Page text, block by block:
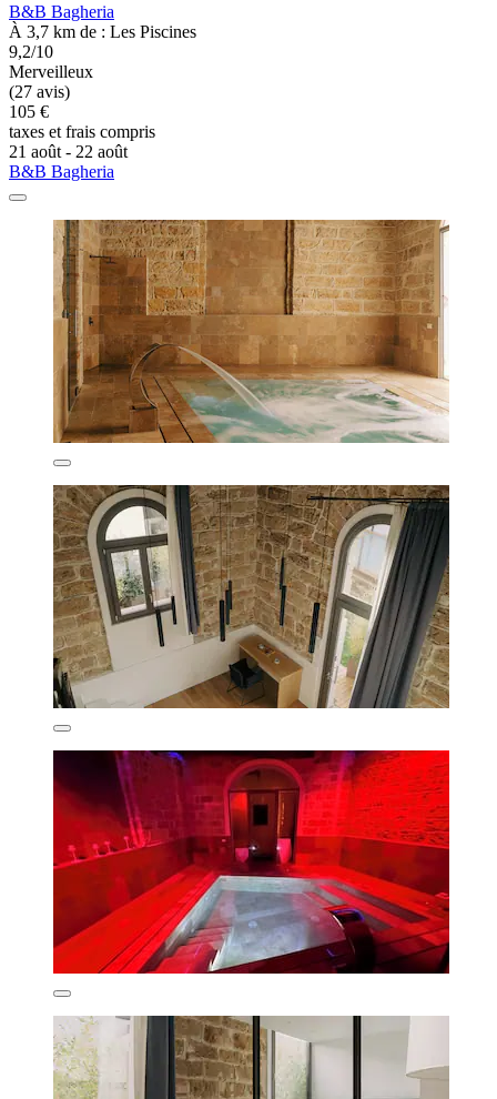
B&B Bagheria
À 3,7 km de : Les Piscines
9,2/10
Merveilleux
(27 avis)
105 €
taxes et frais compris
21 août - 22 août
B&B Bagheria